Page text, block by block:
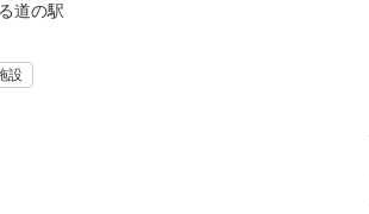
道の駅
設